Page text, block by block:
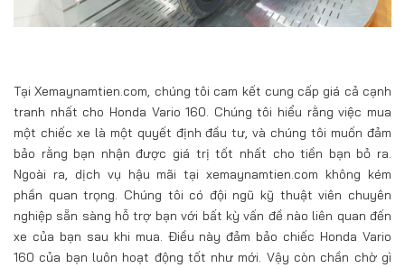
Tại Xemaynamtien.com, chúng tôi cam kết cung cấp giá cả cạnh
tranh nhất cho Honda Vario 160. Chúng tôi hiểu rằng việc mua
một chiếc xe là một quyết định đầu tư, và chúng tôi muốn đảm
bảo rằng bạn nhận được giá trị tốt nhất cho tiền bạn bỏ ra.
Ngoài ra, dịch vụ hậu mãi tại xemaynamtien.com không kém
phần quan trọng. Chúng tôi có đội ngũ kỹ thuật viên chuyên
nghiệp sẵn sàng hỗ trợ bạn với bất kỳ vấn đề nào liên quan đến
xe của bạn sau khi mua. Điều này đảm bảo chiếc Honda Vario
160 của bạn luôn hoạt động tốt như mới. Vậy còn chần chờ gì